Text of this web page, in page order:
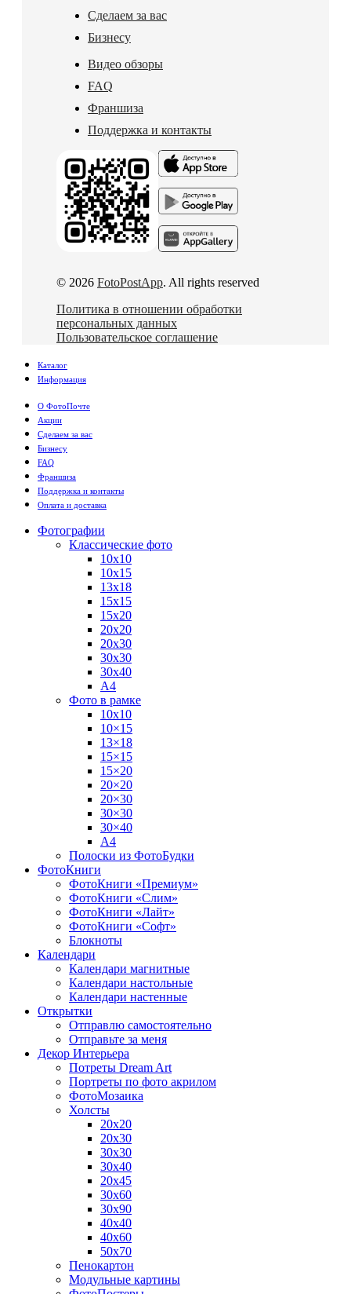
Сделаем за вас
Бизнесу
Видео обзоры
FAQ
Франшиза
Поддержка и контакты
© 2026 FotoPostApp. All rights reserved
Политика в отношении обработки
персональных данных
Пользовательское соглашение
Каталог
Информация
О ФотоПочте
Акции
Сделаем за вас
Бизнесу
FAQ
Франшиза
Поддержка и контакты
Оплата и доставка
Фотографии
Классические фото
10х10
10х15
13х18
15х15
15х20
20х20
20х30
30х30
30х40
А4
Фото в рамке
10х10
10×15
13×18
15×15
15×20
20×20
20×30
30×30
30×40
A4
Полоски из ФотоБудки
ФотоКниги
ФотоКниги «Премиум»
ФотоКниги «Слим»
ФотоКниги «Лайт»
ФотоКниги «Софт»
Блокноты
Календари
Календари магнитные
Календари настольные
Календари настенные
Открытки
Отправлю самостоятельно
Отправьте за меня
Декор Интерьера
Потреты Dream Art
Портреты по фото акрилом
ФотоМозаика
Холсты
20х20
20х30
30х30
30х40
20х45
30х60
30х90
40х40
40х60
50х70
Пенокартон
Модульные картины